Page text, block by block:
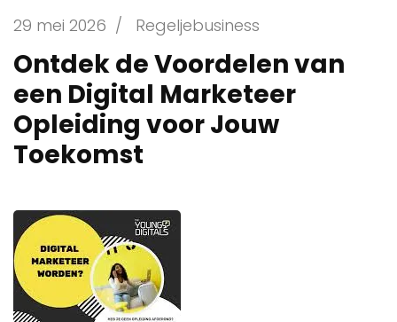
29 mei 2026 / Regeljebusiness
Ontdek de Voordelen van
een Digital Marketeer
Opleiding voor Jouw
Toekomst